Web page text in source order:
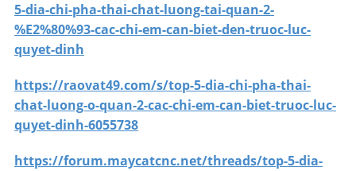
5-dia-chi-pha-thai-chat-luong-tai-quan-2-
%E2%80%93-cac-chi-em-can-biet-den-truoc-luc-
quyet-dinh
https://raovat49.com/s/top-5-dia-chi-pha-thai-
chat-luong-o-quan-2-cac-chi-em-can-biet-truoc-luc-
quyet-dinh-6055738
https://forum.maycatcnc.net/threads/top-5-dia-